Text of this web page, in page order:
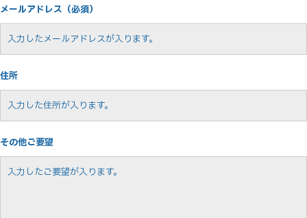
メールアドレス（必須）
住所
その他ご要望